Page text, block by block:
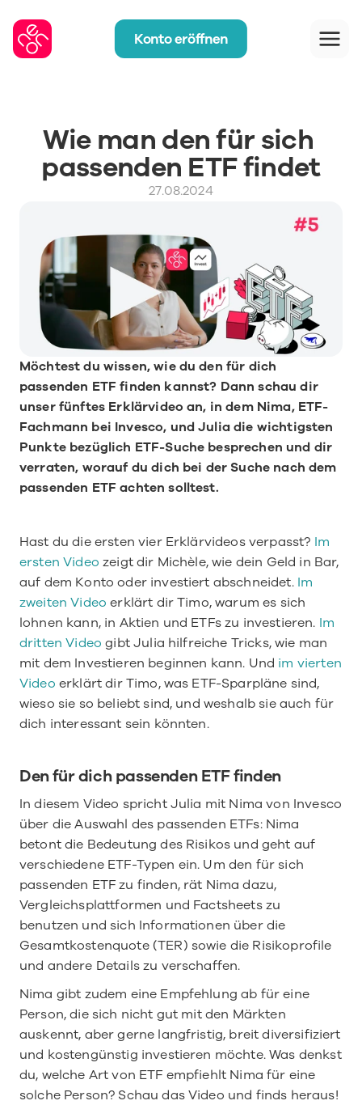
Wie man den für sich
passenden ETF findet
27.08.2024
Möchtest du wissen, wie du den für dich
passenden ETF finden kannst? Dann schau dir
unser fünftes Erklärvideo an, in dem Nima, ETF-
Fachmann bei Invesco, und Julia die wichtigsten
Punkte bezüglich ETF-Suche besprechen und dir
verraten, worauf du dich bei der Suche nach dem
passenden ETF achten solltest.
Hast du die ersten vier Erklärvideos verpasst? Im
ersten Video zeigt dir Michèle, wie dein Geld in Bar,
auf dem Konto oder investiert abschneidet. Im
zweiten Video erklärt dir Timo, warum es sich
lohnen kann, in Aktien und ETFs zu investieren. Im
dritten Video gibt Julia hilfreiche Tricks, wie man
mit dem Investieren beginnen kann. Und im vierten
Video erklärt dir Timo, was ETF-Sparpläne sind,
wieso sie so beliebt sind, und weshalb sie auch für
dich interessant sein könnten.
Den für dich passenden ETF finden
In diesem Video spricht Julia mit Nima von Invesco
über die Auswahl des passenden ETFs: Nima
betont die Bedeutung des Risikos und geht auf
verschiedene ETF-Typen ein. Um den für sich
passenden ETF zu finden, rät Nima dazu,
Vergleichsplattformen und Factsheets zu
benutzen und sich Informationen über die
Gesamtkostenquote (TER) sowie die Risikoprofile
und andere Details zu verschaffen.
Nima gibt zudem eine Empfehlung ab für eine
Person, die sich nicht gut mit den Märkten
auskennt, aber gerne langfristig, breit diversifiziert
und kostengünstig investieren möchte. Was denkst
du, welche Art von ETF empfiehlt Nima für eine
solche Person? Schau das Video und finds heraus!
Konto eröffnen